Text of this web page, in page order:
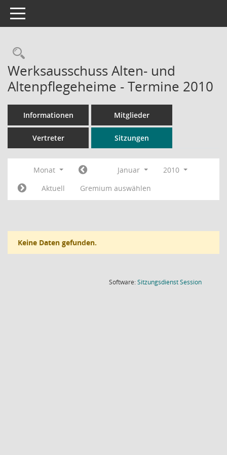
Toggle navigation
Rechercheauswahl
Werksausschuss Alten- und
Altenpflegeheime - Termine 2010
Informationen Mitglieder
Vertreter Sitzungen
Monat Januar
2010
Aktuell
Gremium auswählen
Keine Daten gefunden.
Software:SitzungsdienstSession(Wird in